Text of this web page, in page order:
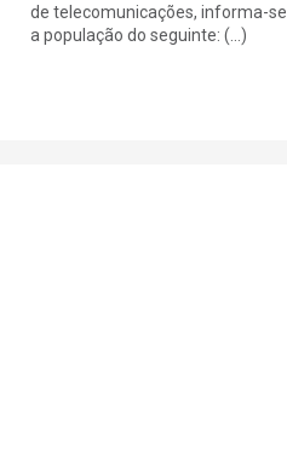
de telecomunicações, informa-se
a população do seguinte: (...)